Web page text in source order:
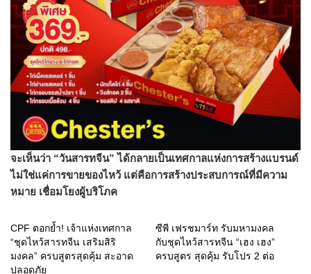
จะเห็นว่า “วันสารทจีน” ได้กลายเป็นเทศกาลแห่งการสร้างแบรนด์
ไม่ใช่แค่การขายของไหว้ แต่คือการสร้างประสบการณ์ที่มีความ
หมาย เชื่อมโยงผู้บริโภค
CPF ตอกย้ำ! เจ้าแห่งเทศกาล
“ชุดไหว้สารทจีน เสริมสิริ
มงคล” ครบสูตรสุดคุ้ม สะอาด
ปลอดภัย
ซีพี เฟรชมาร์ท รับมหามงคล
กับชุดไหว้สารทจีน “เฮง เฮง”
ครบสูตร สุดคุ้ม รับโปร 2 ต่อ